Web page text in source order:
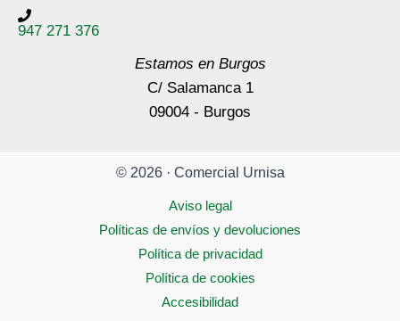
947 271 376
Estamos en Burgos
C/ Salamanca 1
09004 - Burgos
© 2026 · Comercial Urnisa
Aviso legal
Políticas de envíos y devoluciones
Política de privacidad
Política de cookies
Accesibilidad